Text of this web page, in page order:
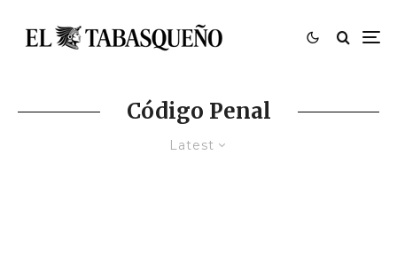
Código Penal
Latest